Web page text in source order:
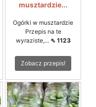
musztardzie...
Ogórki w musztardzie
Przepis na te
wyraziste,... ⇖ 1123
Zobacz przepis!